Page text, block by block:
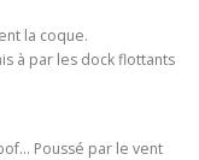
la coque.
à par les dock flottants
Poussé par le vent